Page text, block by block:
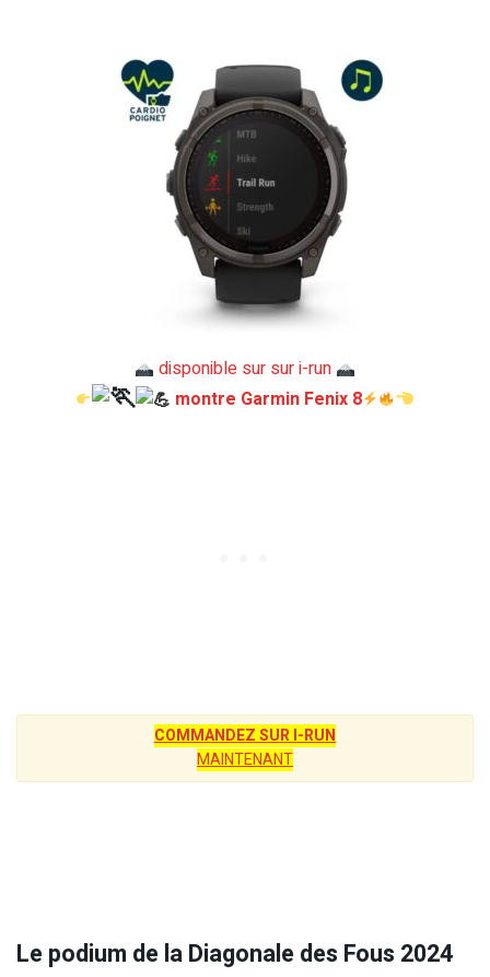
disponible sur sur i-run
montre Garmin Fenix 8
COMMANDEZ SUR I-RUN
MAINTENANT
Le podium de la Diagonale des Fous 2024